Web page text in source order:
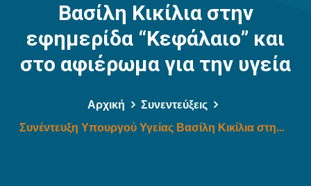
Βασίλη Κικίλια στην
εφημερίδα “Κεφάλαιο” και
στο αφιέρωμα για την υγεία
Αρχική
Συνεντεύξεις
Συνέντευξη Υπουργού Υγείας Βασίλη Κικίλια στην εφημερίδα “Κεφάλαιο” και στο αφιέρωμα για την υγεία